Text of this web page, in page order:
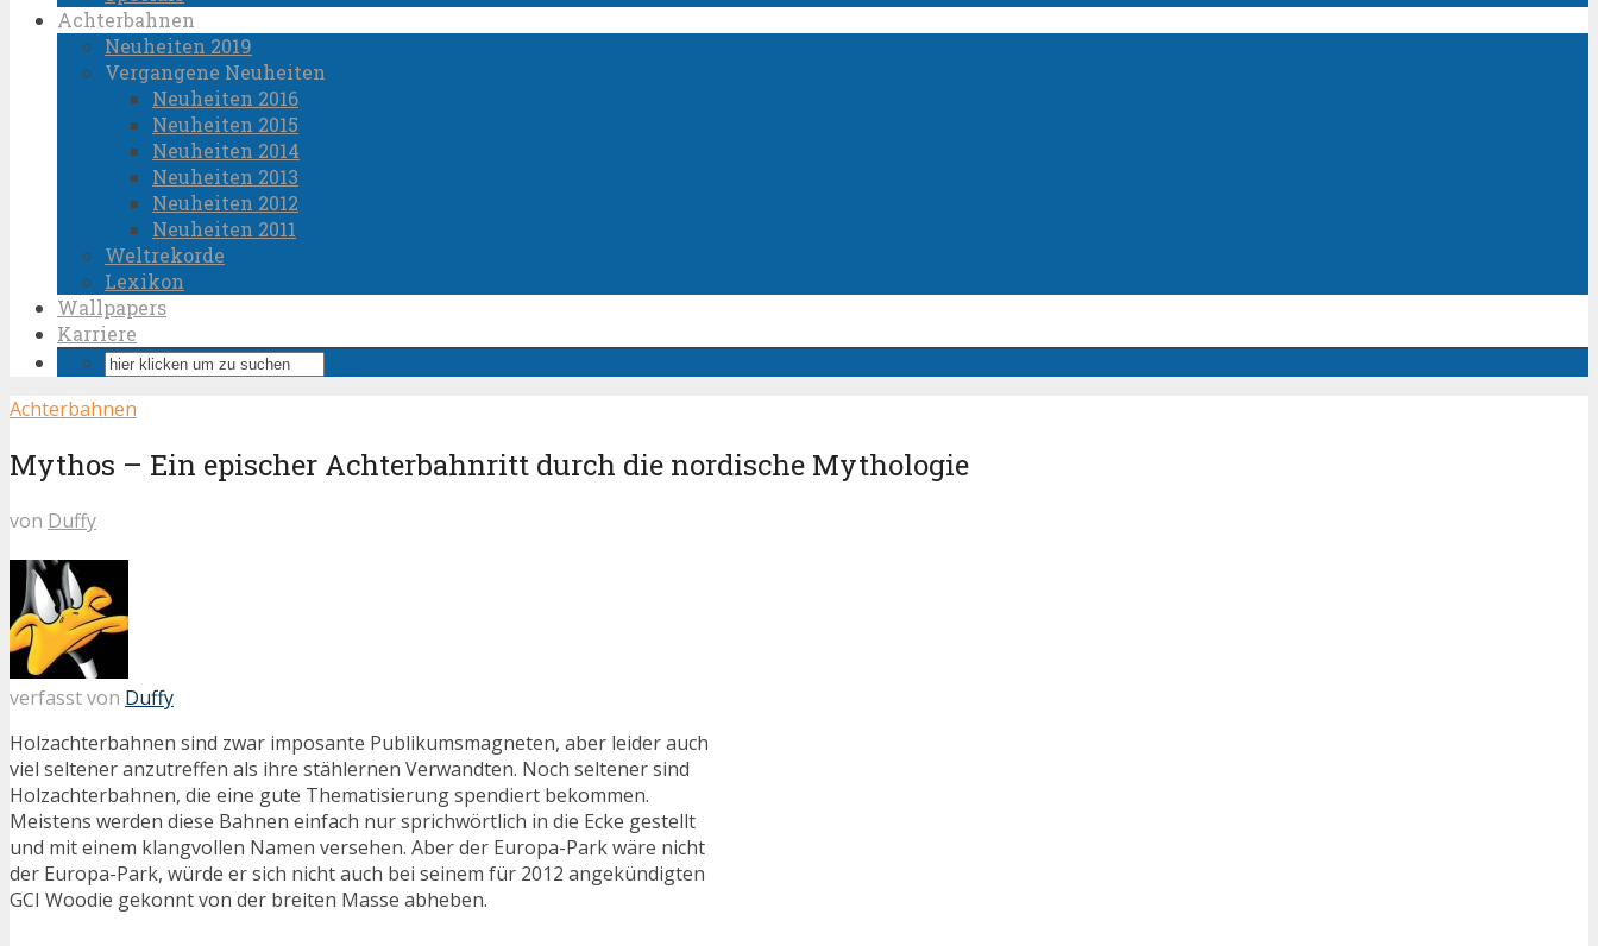
Achterbahnen
Neuheiten 2019
Vergangene Neuheiten
Neuheiten 2016
Neuheiten 2015
Neuheiten 2014
Neuheiten 2013
Neuheiten 2012
Neuheiten 2011
Weltrekorde
Lexikon
Wallpapers
Karriere
Achterbahnen
Mythos – Ein epischer Achterbahnritt durch die nordische Mythologie
von Duffy
verfasst von Duffy
Holzachterbahnen sind zwar imposante Publikumsmagneten, aber leider auch
viel seltener anzutreffen als ihre stählernen Verwandten. Noch seltener sind
Holzachterbahnen, die eine gute Thematisierung spendiert bekommen.
Meistens werden diese Bahnen einfach nur sprichwörtlich in die Ecke gestellt
und mit einem klangvollen Namen versehen. Aber der Europa-Park wäre nicht
der Europa-Park, würde er sich nicht auch bei seinem für 2012 angekündigten
GCI Woodie gekonnt von der breiten Masse abheben.